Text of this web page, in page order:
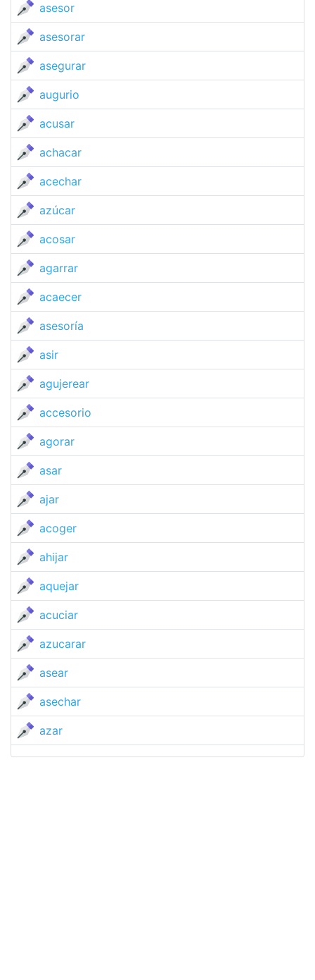
asesor
asesorar
asegurar
augurio
acusar
achacar
acechar
azúcar
acosar
agarrar
acaecer
asesoría
asir
agujerear
accesorio
agorar
asar
ajar
acoger
ahijar
aquejar
acuciar
azucarar
asear
asechar
azar